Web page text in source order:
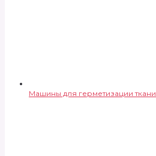
Машины для герметизации ткани